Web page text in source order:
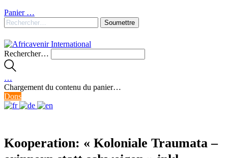
Panier …
Rechercher…
…
Chargement du contenu du panier…
Dons
Kooperation: « Koloniale Traumata –